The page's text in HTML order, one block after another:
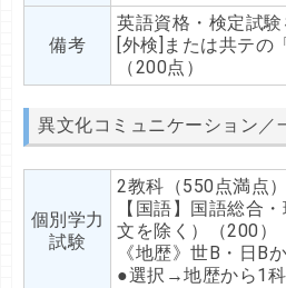
備考
英語資格・検定試
[外検]または共テの
（200点）
異文化コミュニケーション／
個別学力
試験
2教科（550点満点）
【国語】国語総合
文を除く）（200）
《地歴》世B・日B
●選択→地歴から1科